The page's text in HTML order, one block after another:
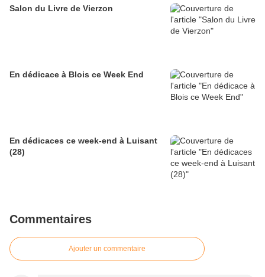
Salon du Livre de Vierzon
En dédicace à Blois ce Week End
En dédicaces ce week-end à Luisant
(28)
Commentaires
Ajouter un commentaire